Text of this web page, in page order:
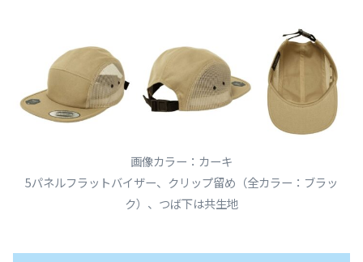
画像カラー：カーキ
5パネルフラットバイザー、クリップ留め（全カラー：ブラッ
ク）、つば下は共生地